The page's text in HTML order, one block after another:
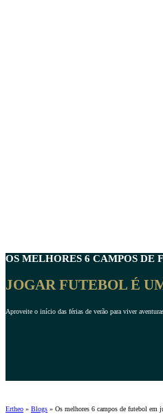
OS MELHORES 6 CAMPOS DE
JOGAR FUTEBOL É
Aproveite o início das férias de verão para viver
Ertheo » Blogs » Os melhores 6 campos de futebol em